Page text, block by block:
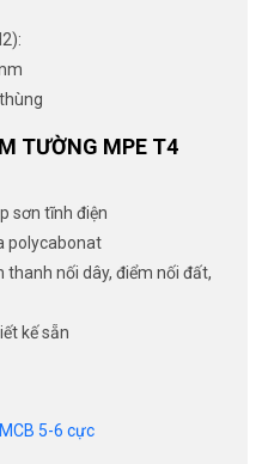
TƯỜNG MPE T4
sơn tĩnh điện
polycabonat
nối dây, điểm nối đất,
kế sẵn
5-6 cực